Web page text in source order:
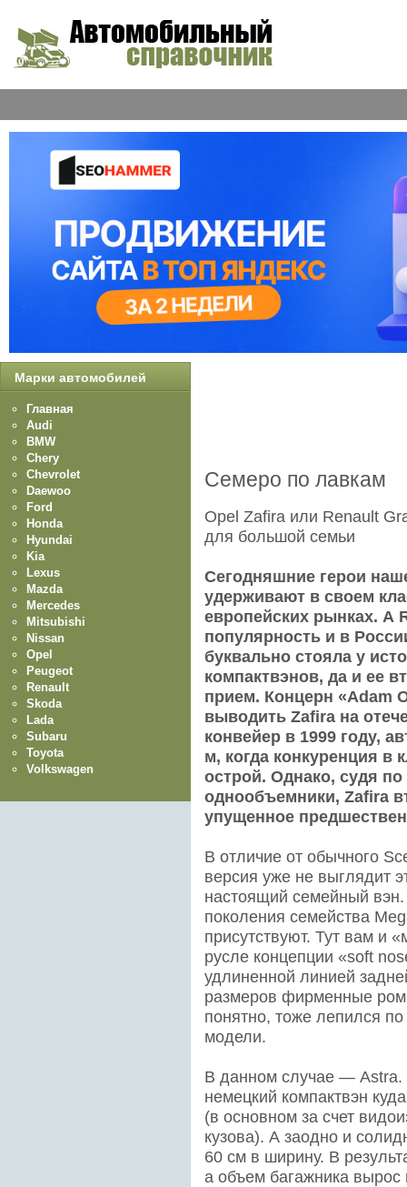
Семеро по лавкам
Opel Zafira или Renault
для большой семьи
Сегодняшние герои
удерживают в своем
европейских рынках. А
популярность и в
буквально стояла у
компактвэнов, да и ее
прием. Концерн «Adam
выводить Zafira на
конвейер в 1999 году,
м, когда конкуренция в
острой. Однако, судя
однообъемники, Zafira
упущенное
В отличие от обычного
версия уже не выглядит
настоящий семейный
поколения семейства
присутствуют. Тут вам и
русле концепции «soft
удлиненной линией
размеров фирменные
понятно, тоже лепился
модели.
В данном случае — Astra.
немецкий компактвэн
(в основном за счет
кузова). А заодно и
60 см в ширину. В
а объем багажника
Марки автомобилей
Главная
Audi
BMW
Chery
Chevrolet
Daewoo
Ford
Honda
Hyundai
Kia
Lexus
Mazda
Mercedes
Mitsubishi
Nissan
Opel
Peugeot
Renault
Skoda
Lada
Subaru
Toyota
Volkswagen